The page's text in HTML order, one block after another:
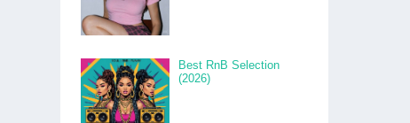
Best RnB Selection
(2026)